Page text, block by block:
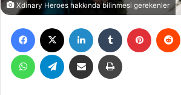
Xdinary Heroes hakkında bilinmesi gerekenler
Facebook LinkedIn Tumblr Pinterest
WhatsAppTelegram Email ile gönder Yazdır